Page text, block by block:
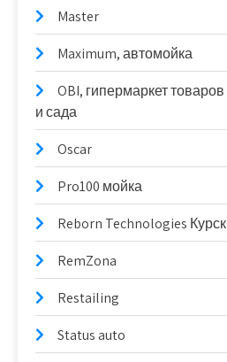
Master
Maximum, автомойка
OBI, гипермаркет
и сада
Oscar
Pro100 мойка
Reborn Technologies Курск
RemZona
Restailing
Status auto